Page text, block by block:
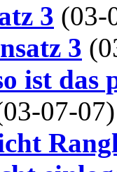
3 (03-
3
ist das
07-